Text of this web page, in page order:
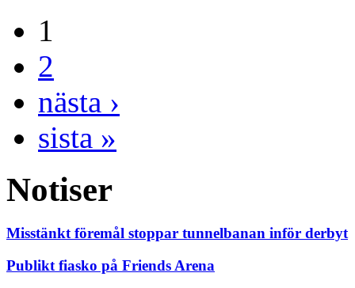
1
2
nästa ›
sista »
Notiser
Misstänkt föremål stoppar tunnelbanan inför derbyt
Publikt fiasko på Friends Arena